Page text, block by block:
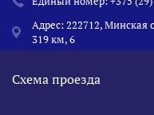
Адрес: 222712, Минская
319 км, 6
Схема проезда